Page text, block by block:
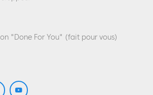
"Done For You" (fait pour vous)